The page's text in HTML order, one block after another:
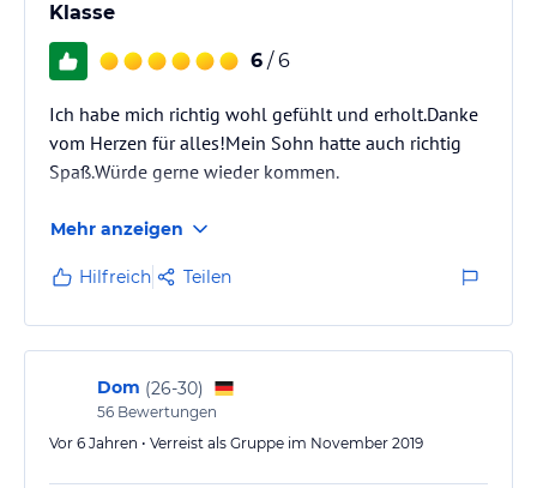
Klasse
6 / 6
Ich habe mich richtig wohl gefühlt und erholt.Danke
vom Herzen für alles!Mein Sohn hatte auch richtig
Spaß.Würde gerne wieder kommen.
Mehr anzeigen
Hilfreich Teilen
Dom (26-30)
56 Bewertungen
Vor 6 Jahren • Verreist als Gruppe im November 2019